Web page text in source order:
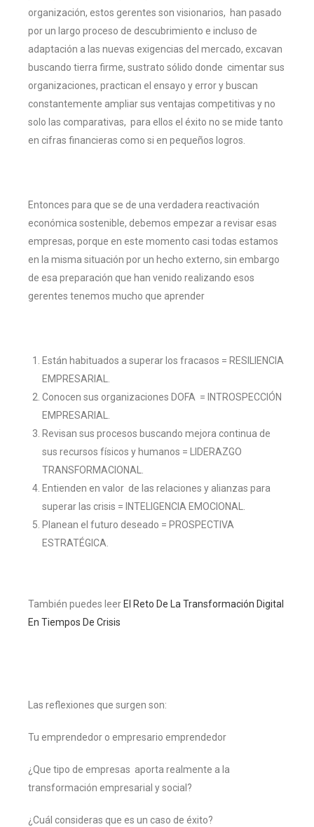
organización, estos gerentes son visionarios, han pasado
por un largo proceso de descubrimiento e incluso de
adaptación a las nuevas exigencias del mercado, excavan
buscando tierra firme, sustrato sólido donde cimentar sus
organizaciones, practican el ensayo y error y buscan
constantemente ampliar sus ventajas competitivas y no
solo las comparativas, para ellos el éxito no se mide tanto
en cifras financieras como si en pequeños logros.
Entonces para que se de una verdadera reactivación
económica sostenible, debemos empezar a revisar esas
empresas, porque en este momento casi todas estamos
en la misma situación por un hecho externo, sin embargo
de esa preparación que han venido realizando esos
gerentes tenemos mucho que aprender
Están habituados a superar los fracasos = RESILIENCIA
EMPRESARIAL.
Conocen sus organizaciones DOFA = INTROSPECCIÓN
EMPRESARIAL.
Revisan sus procesos buscando mejora continua de
sus recursos físicos y humanos = LIDERAZGO
TRANSFORMACIONAL.
Entienden en valor de las relaciones y alianzas para
superar las crisis = INTELIGENCIA EMOCIONAL.
Planean el futuro deseado = PROSPECTIVA
ESTRATÉGICA.
También puedes leer El Reto De La Transformación Digital
En Tiempos De Crisis
Las reflexiones que surgen son:
Tu emprendedor o empresario emprendedor
¿Que tipo de empresas aporta realmente a la
transformación empresarial y social?
¿Cuál consideras que es un caso de éxito?